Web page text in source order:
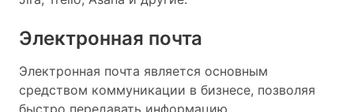
Электронная почта
Электронная почта является основным
средством коммуникации в бизнесе, позволяя
быстро передавать информацию.